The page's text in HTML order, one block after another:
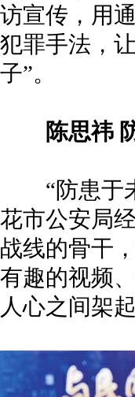
访宣传，用
犯罪手法，
子”。
陈思祎
“防患于未
花市公安局
战线的骨干
有趣的视频
人心之间架